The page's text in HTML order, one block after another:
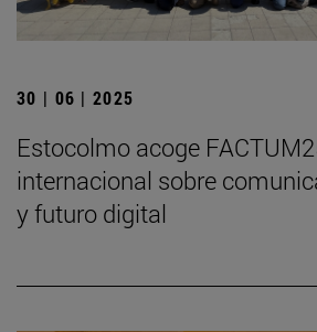
30 | 06 | 2025
Estocolmo acoge
internacional sobre
y futuro digital